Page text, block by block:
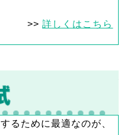
>>詳しくはこちら
るために最適なのが、